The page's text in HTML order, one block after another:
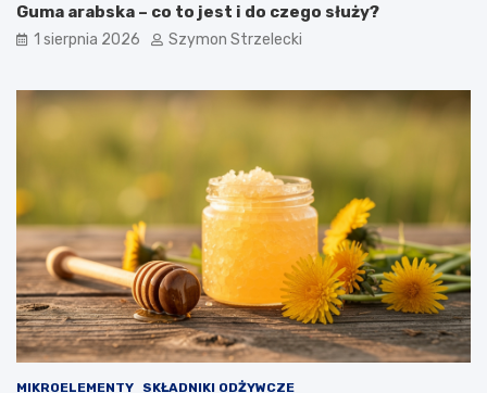
Guma arabska – co to jest i do czego służy?
1 sierpnia 2026 Szymon Strzelecki
MIKROELEMENTY SKŁADNIKI ODŻYWCZE